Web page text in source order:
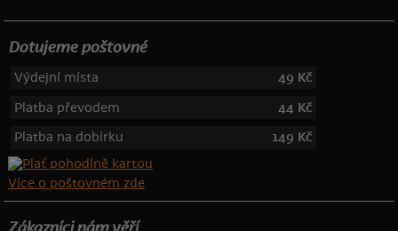
Dotujeme poštovné
Výdejní místa
49 Kč
Platba převodem
44 Kč
Platba na dobírku
149 Kč
Více o poštovném zde